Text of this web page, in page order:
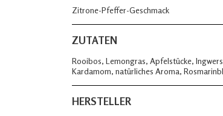
Zitrone-Pfeffer-Geschmack
ZUTATEN
Rooibos, Lemongras, Apfelstücke,
Kardamom, natürliches Aroma,
HERSTELLER